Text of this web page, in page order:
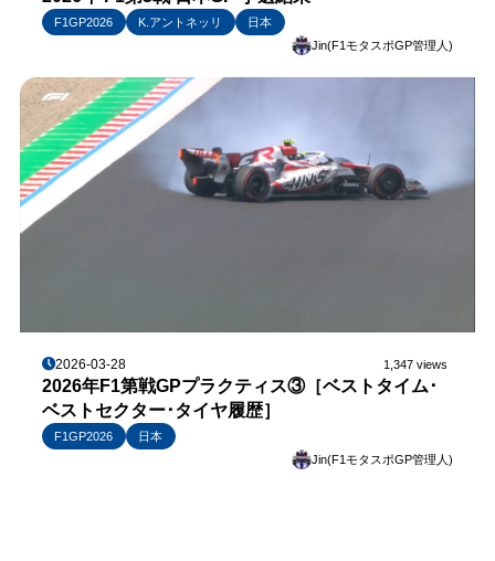
F1GP2026 K.アントネッリ
日本
Jin(F1モタスポGP管理人)
2026-03-28 1,347 views
2026年F1第戦GPプラクティス③［ベストタイム･
ベストセクター･タイヤ履歴］
F1GP2026
日本
Jin(F1モタスポGP管理人)